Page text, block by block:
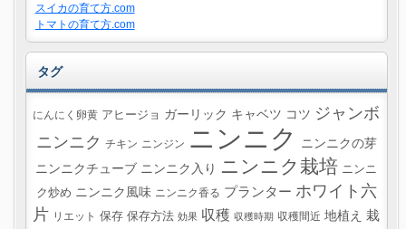
スイカの育て方.com
トマトの育て方.com
タグ
にんにく卵黄 アヒージョ ガーリック キャベツ コツ ジャンボ
ニンニク チキン ニンジン ニンニク
ニンニクの芽
ニンニクチューブ ニンニク入り ニンニク栽培 ニンニ
ク炒め ニンニク風味 ニンニク香る プランター ホワイト六
片 リエット 保存 保存方法 効果 収穫 収穫時期 収穫間近 地植え 栽